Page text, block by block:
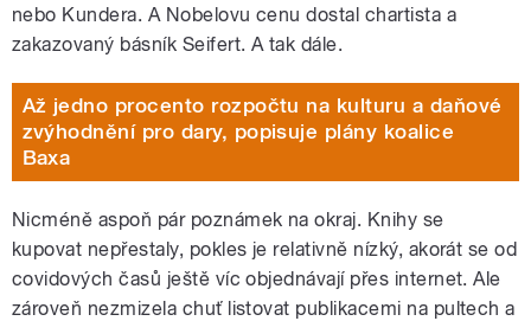
nebo Kundera. A Nobelovu cenu dostal chartista a
zakazovaný básník Seifert. A tak dále.
Až jedno procento rozpočtu na kulturu a daňové
zvýhodnění pro dary, popisuje plány koalice
Baxa
Nicméně aspoň pár poznámek na okraj. Knihy se
kupovat nepřestaly, pokles je relativně nízký, akorát se od
covidových časů ještě víc objednávají přes internet. Ale
zároveň nezmizela chuť listovat publikacemi na pultech a